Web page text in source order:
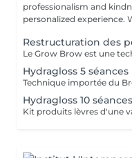
professionalism and
personalized experience.
Restructuration des
Hydragloss 5 séances
Hydragloss 10